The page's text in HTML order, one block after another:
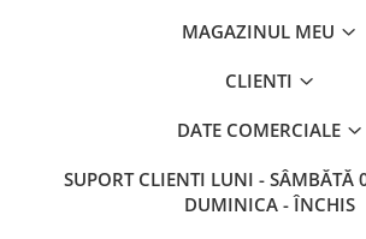
MAGAZINUL MEU
CLIENTI
DATE COMERCIALE
SUPORT CLIENTI LUNI - SÂMBĂTĂ
DUMINICA - ÎNCHIS